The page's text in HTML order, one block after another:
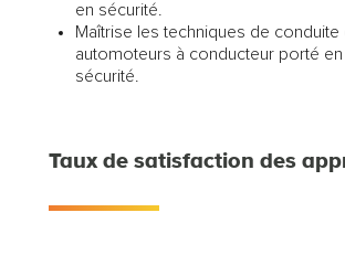
en sécurité.
Maîtrise les techniques de
automoteurs à conducteur porté
sécurité.
Taux de satisfaction des